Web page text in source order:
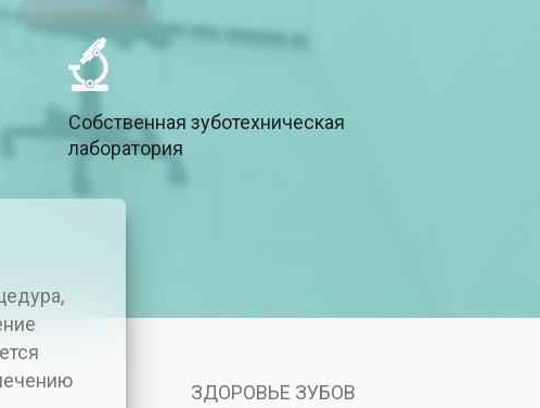
Собственная зуботехническая
лаборатория
ЗДОРОВЬЕ ЗУБОВ